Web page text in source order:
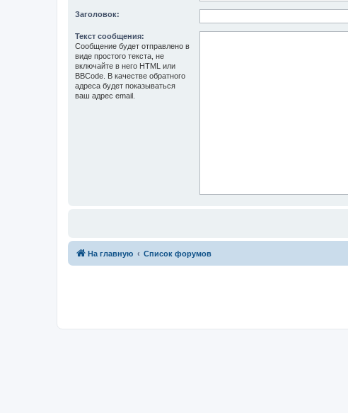
Заголовок:
Текст сообщения:
Сообщение будет отправлено в
виде простого текста, не
включайте в него HTML или
BBCode. В качестве обратного
адреса будет показываться
ваш адрес email.
На главную Список форумов